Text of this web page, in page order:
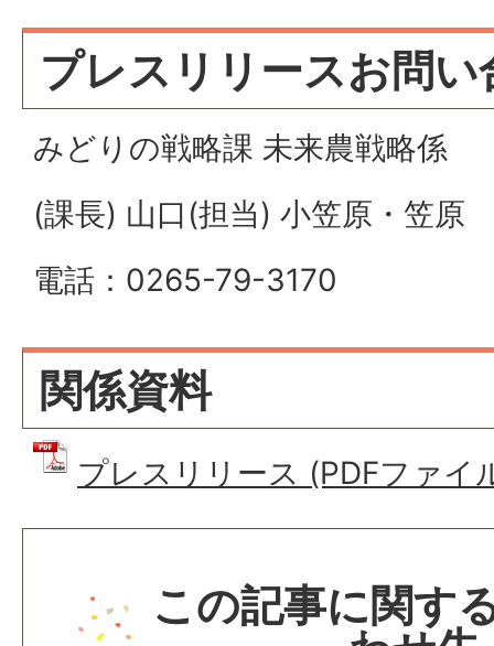
プレスリリースお問い
みどりの戦略課 未来農戦略係
(課長) 山口(担当) 小笠原・笠原
電話：0265-79-3170
関係資料
プレスリリース (PDFファイ
この記事に関す